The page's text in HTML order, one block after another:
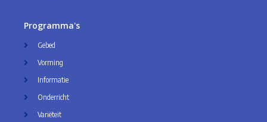
Programma's
Gebed
Vorming
Informatie
Onderricht
Variëteit